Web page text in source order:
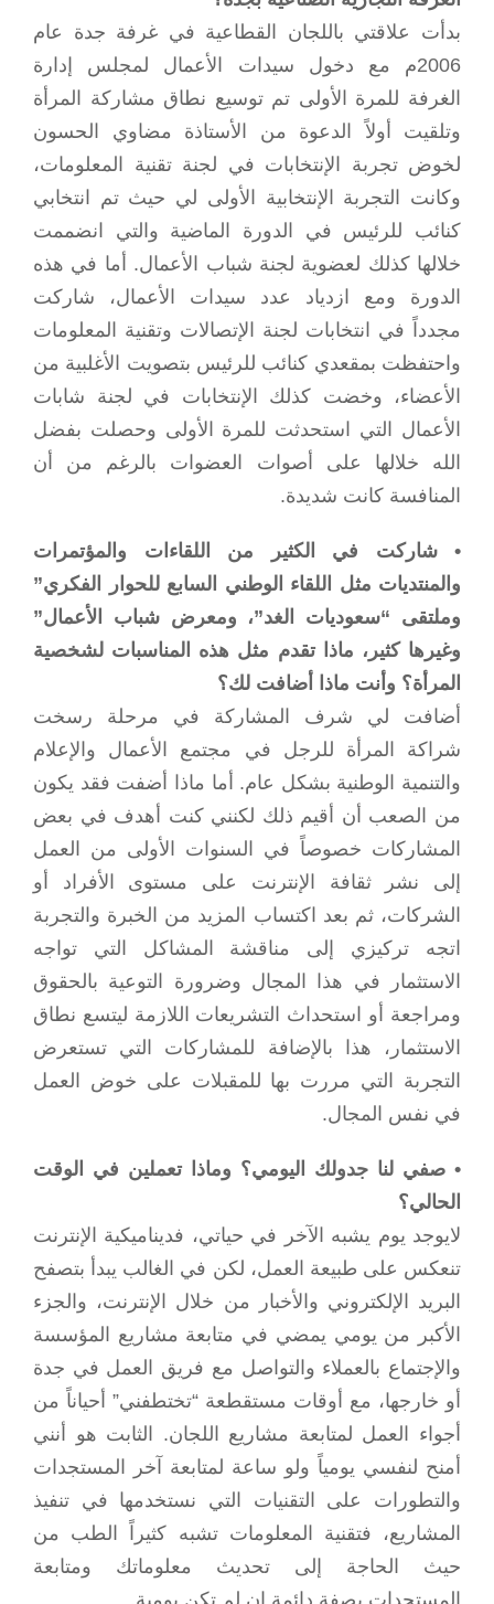
بدأت علاقتي باللجان القطاعية في غرفة جدة عام
2006م مع دخول سيدات الأعمال لمجلس إدارة
الغرفة للمرة الأولى تم توسيع نطاق مشاركة المرأة
وتلقيت أولاً الدعوة من الأستاذة مضاوي الحسون
لخوض تجربة الإنتخابات في لجنة تقنية المعلومات،
وكانت التجربة الإنتخابية الأولى لي حيث تم انتخابي
كنائب للرئيس في الدورة الماضية والتي انضممت
خلالها كذلك لعضوية لجنة شباب الأعمال. أما في هذه
الدورة ومع ازدياد عدد سيدات الأعمال، شاركت
مجدداً في انتخابات لجنة الإتصالات وتقنية المعلومات
واحتفظت بمقعدي كنائب للرئيس بتصويت الأغلبية من
الأعضاء، وخضت كذلك الإنتخابات في لجنة شابات
الأعمال التي استحدثت للمرة الأولى وحصلت بفضل
الله خلالها على أصوات العضوات بالرغم من أن
المنافسة كانت شديدة.
• شاركت في الكثير من اللقاءات والمؤتمرات
والمنتديات مثل اللقاء الوطني السابع للحوار الفكري”
وملتقى “سعوديات الغد”، ومعرض شباب الأعمال”
وغيرها كثير، ماذا تقدم مثل هذه المناسبات لشخصية
المرأة؟ وأنت ماذا أضافت لك؟
أضافت لي شرف المشاركة في مرحلة رسخت
شراكة المرأة للرجل في مجتمع الأعمال والإعلام
والتنمية الوطنية بشكل عام. أما ماذا أضفت فقد يكون
من الصعب أن أقيم ذلك لكنني كنت أهدف في بعض
المشاركات خصوصاً في السنوات الأولى من العمل
إلى نشر ثقافة الإنترنت على مستوى الأفراد أو
الشركات، ثم بعد اكتساب المزيد من الخبرة والتجربة
اتجه تركيزي إلى مناقشة المشاكل التي تواجه
الاستثمار في هذا المجال وضرورة التوعية بالحقوق
ومراجعة أو استحداث التشريعات اللازمة ليتسع نطاق
الاستثمار، هذا بالإضافة للمشاركات التي تستعرض
التجربة التي مررت بها للمقبلات على خوض العمل
في نفس المجال.
• صفي لنا جدولك اليومي؟ وماذا تعملين في الوقت
الحالي؟
لايوجد يوم يشبه الآخر في حياتي، فديناميكية الإنترنت
تنعكس على طبيعة العمل، لكن في الغالب يبدأ بتصفح
البريد الإلكتروني والأخبار من خلال الإنترنت، والجزء
الأكبر من يومي يمضي في متابعة مشاريع المؤسسة
والإجتماع بالعملاء والتواصل مع فريق العمل في جدة
أو خارجها، مع أوقات مستقطعة “تختطفني” أحياناً من
أجواء العمل لمتابعة مشاريع اللجان. الثابت هو أنني
أمنح لنفسي يومياً ولو ساعة لمتابعة آخر المستجدات
والتطورات على التقنيات التي نستخدمها في تنفيذ
المشاريع، فتقنية المعلومات تشبه كثيراً الطب من
حيث الحاجة إلى تحديث معلوماتك ومتابعة
المستجدات بصفة دائمة إن لم تكن يومية.